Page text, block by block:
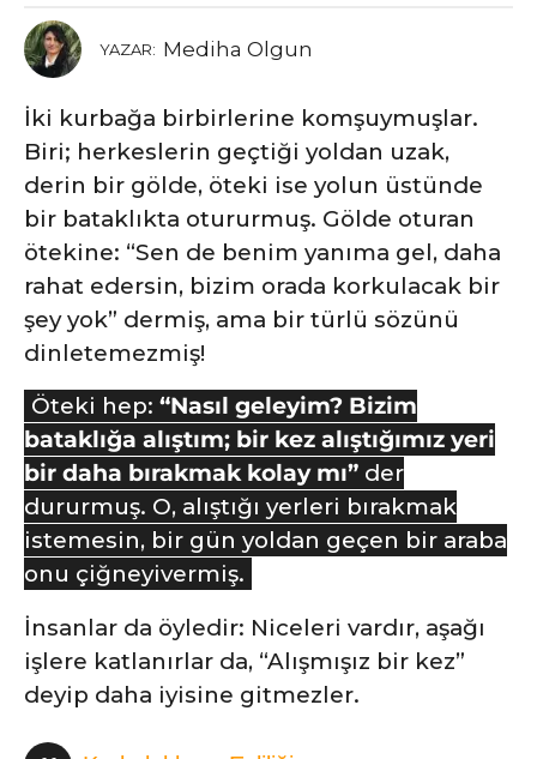
3
y
ı
l
ö
n
c
e
YAZAR: Mediha Olgun
İki kurbağa birbirlerine komşuymuşlar.
Biri; herkeslerin geçtiği yoldan uzak,
derin bir gölde, öteki ise yolun üstünde
bir bataklıkta otururmuş. Gölde oturan
ötekine: “Sen de benim yanıma gel, daha
rahat edersin, bizim orada korkulacak bir
şey yok” dermiş, ama bir türlü sözünü
dinletemezmiş!
Öteki hep: “Nasıl geleyim? Bizim
bataklığa alıştım; bir kez alıştığımız yeri
bir daha bırakmak kolay mı” der
dururmuş. O, alıştığı yerleri bırakmak
istemesin, bir gün yoldan geçen bir araba
onu çiğneyivermiş.
İnsanlar da öyledir: Niceleri vardır, aşağı
işlere katlanırlar da, “Alışmışız bir kez”
deyip daha iyisine gitmezler.